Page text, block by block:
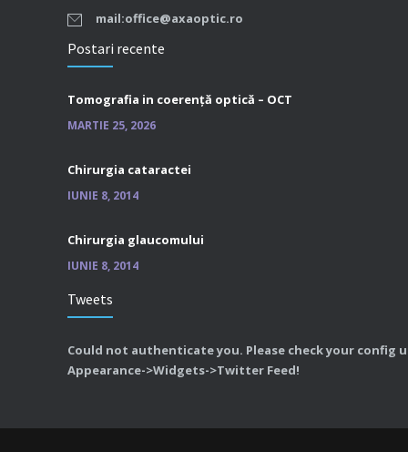
mail:office@axaoptic.ro
Postari recente
Tomografia in coerență optică – OCT
MARTIE 25, 2026
Chirurgia cataractei
IUNIE 8, 2014
Chirurgia glaucomului
IUNIE 8, 2014
Tweets
Could not authenticate you. Please check your config
Appearance->Widgets->Twitter Feed!